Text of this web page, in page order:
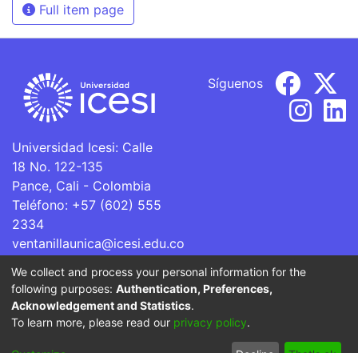
Full item page
Universidad Icesi: Calle
18 No. 122-135
Pance, Cali - Colombia
Teléfono: +57 (602) 555
2334
ventanillaunica@icesi.edu.co
Síguenos
La Universidad Icesi es una Institución de Educación
Superior que se encuentra sujeta a inspección y vigilancia
por parte del Ministerio de Educación Nacional.
Cookie End User Send
We collect and process your personal information for the
following purposes: Authentication, Preferences,
Acknowledgement and Statistics.
To learn more, please read our privacy policy.